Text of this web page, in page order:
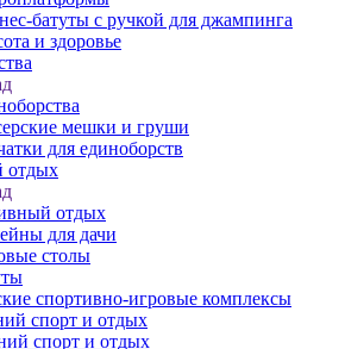
батуты с ручкой для джампинга
и здоровье
мешки и груши
для единоборств
отдых
отдых
для дачи
столы
спортивно-игровые комплексы
спорт и отдых
спорт и отдых